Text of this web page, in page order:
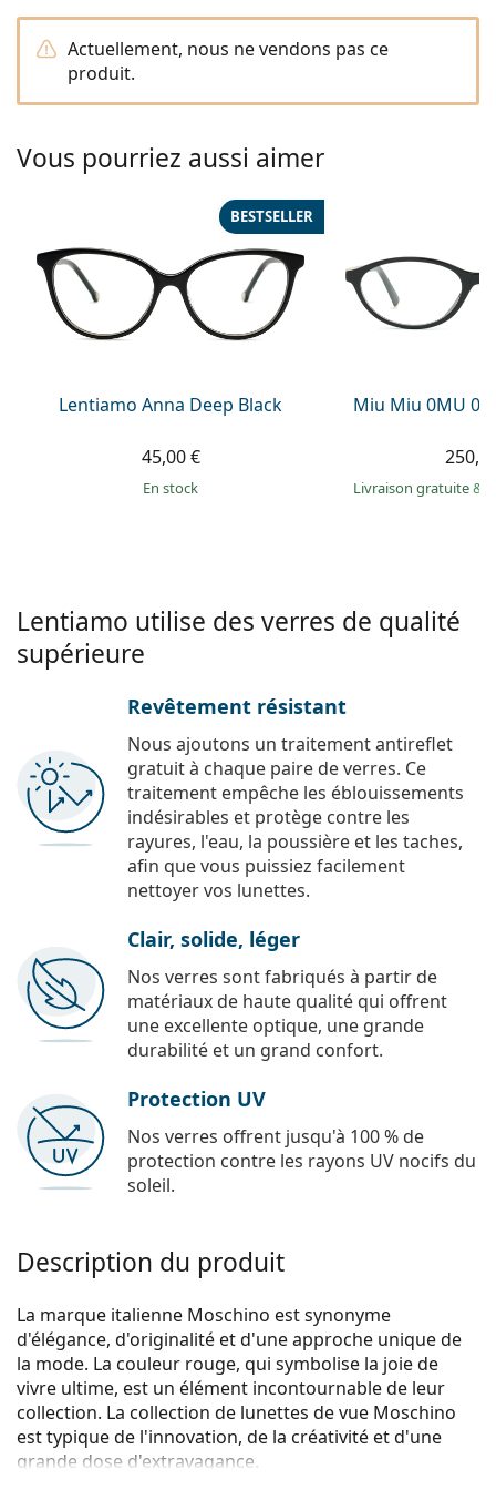
Toutes les marques
Persol
Prada
Actuellement, nous ne vendons pas ce
produit.
Vous pourriez aussi aimer
Lentiamo Anna Deep Black
BESTSELLER
45,00 €
en stock
Miu Miu 0MU
Livraison gratuite&
Lentiamo utilise des verres de qualité
supérieure
Revêtement résistant
Nous ajoutons un traitement antireflet
gratuit à chaque paire de verres. Ce
traitement empêche les éblouissements
indésirables et protège contre les
rayures, l'eau, la poussière et les taches,
afin que vous puissiez facilement
nettoyer vos lunettes.
Clair, solide, léger
Nos verres sont fabriqués à partir de
matériaux de haute qualité qui offrent
une excellente optique, une grande
durabilité et un grand confort.
Protection UV
Nos verres offrent jusqu'à 100 % de
protection contre les rayons UV nocifs du
soleil.
Description du produit
La marque italienne Moschino est synonyme
d'élégance, d'originalité et d'une approche unique de
la mode. La couleur rouge, qui symbolise la joie de
vivre ultime, est un élément incontournable de leur
collection. La collection de lunettes de vue Moschino
est typique de l'innovation, de la créativité et d'une
grande dose d'extravagance.